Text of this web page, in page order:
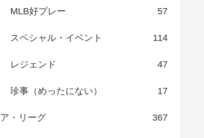
MLB好プレー 57
スペシャル・イベント 114
レジェンド 47
珍事（めったにない） 17
ア・リーグ 367